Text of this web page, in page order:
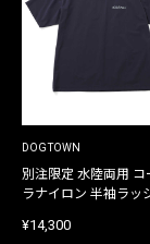
DOGTOWN
別注限定 水陸両用 コ
ラナイロン 半袖ラッ
¥14,300